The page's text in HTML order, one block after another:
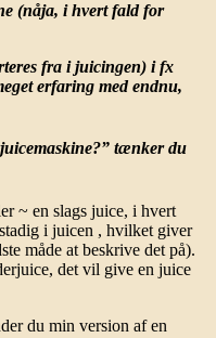
(nåja, i hvert fald for
fra i juicingen) i fx
erfaring med endnu,
tænker du
~ en slags juice, i hvert
i juicen , hvilket giver
måde at beskrive det på).
det vil give en juice
du min version af en